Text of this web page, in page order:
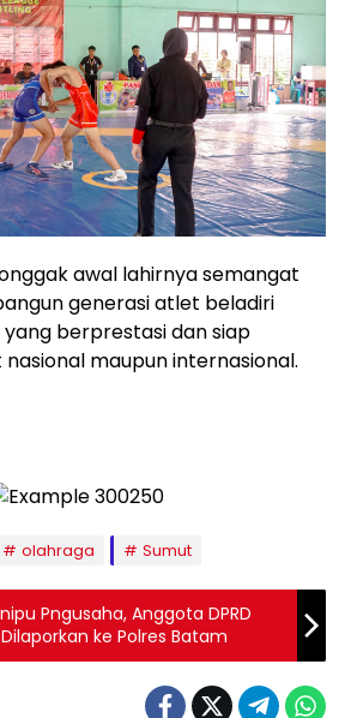
awal lahirnya semangat
generasi atlet beladiri
berprestasi dan siap
maupun internasional.
olahraga Sumut
Pngusaha, Anggota DPRD
ke Polres Batam